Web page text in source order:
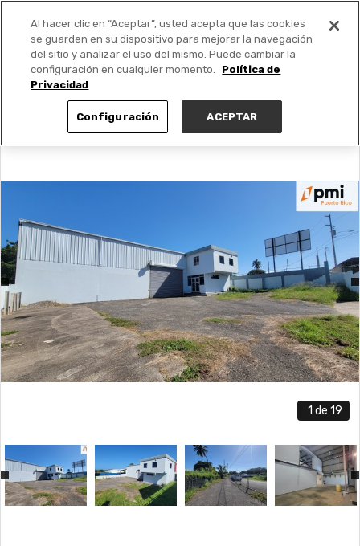
PUBLICA GRATIS +
1 de 19
Al hacer clic en “Aceptar”, usted acepta que las cookies
se guarden en su dispositivo para mejorar la navegación
del sitio y analizar el uso del mismo. Puede cambiar la
configuración en cualquier momento.
Política de
Privacidad
Configuración ACEPTAR